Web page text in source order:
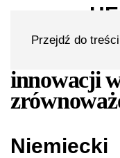
Przejdź do treści
innowacji